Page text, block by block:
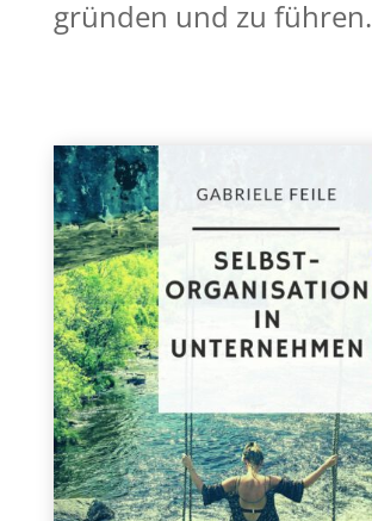
gründen und zu führen.